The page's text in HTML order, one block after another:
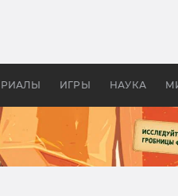
ИГРЫ НАУКА